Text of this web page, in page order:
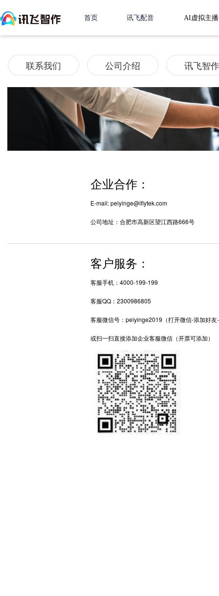
首页 讯飞配音 AI虚拟主播
联系我们 公司介绍 讯飞智
企业合作：
E-mail: peiyinge@iflytek.com
公司地址：合肥市高新区望江西路666号
客户服务：
客服手机：4000-199-199
客服QQ：2300986805
客服微信号：peiyinge2019（打开微信-添加好友
或扫一扫直接添加企业客服微信（开票可添加）